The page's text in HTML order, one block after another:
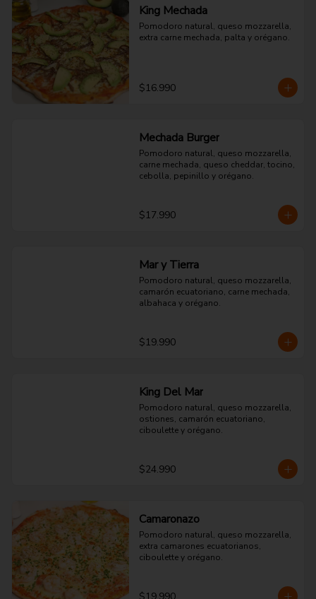
King Mechada
Pomodoro natural, queso mozzarella,
extra carne mechada, palta y orégano.
$16.990
Mechada Burger
Pomodoro natural, queso mozzarella,
carne mechada, queso cheddar, tocino,
cebolla, pepinillo y orégano.
$17.990
Mar y Tierra
Pomodoro natural, queso mozzarella,
camarón ecuatoriano, carne mechada,
albahaca y orégano.
$19.990
King Del Mar
Pomodoro natural, queso mozzarella,
ostiones, camarón ecuatoriano,
ciboulette y orégano.
$24.990
Camaronazo
Pomodoro natural, queso mozzarella,
extra camarones ecuatorianos,
ciboulette y orégano.